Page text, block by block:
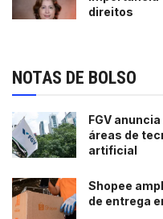
direitos
NOTAS DE BOLSO
FGV
áreas de
artificial
Shopee
de entrega